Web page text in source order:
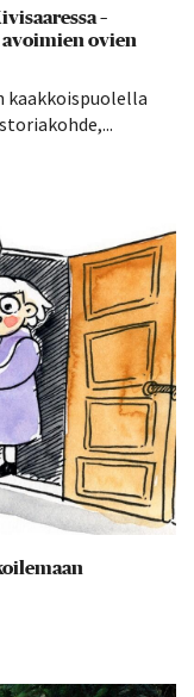
–
avoimien ovien
kaakkoispuolella